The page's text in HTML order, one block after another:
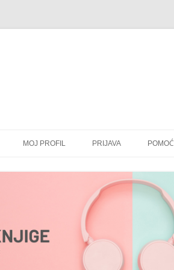
MOJ PROFIL PRIJAVA POMOĆ